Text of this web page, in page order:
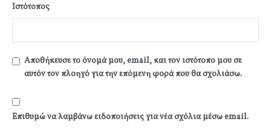
Ιστότοπος
Αποθήκευσε το όνομά μου, email, και τον ιστότοπο μου σε
αυτόν τον πλοηγό για την επόμενη φορά που θα σχολιάσω.
Επιθυμώ να λαμβάνω ειδοποιήσεις για νέα σχόλια μέσω email.